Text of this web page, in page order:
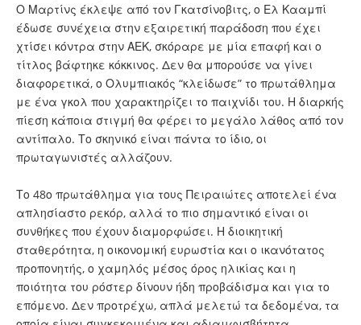
Ο Μαρτίνς έκλεψε από τον Γκατσίνοβιτς, ο Ελ Κααμπί
έδωσε συνέχεια στην εξαιρετική παράδοση που έχει
χτίσει κόντρα στην ΑΕΚ, σκόραρε με μία επαφή και ο
τίτλος βάφτηκε κόκκινος. Δεν θα μπορούσε να γίνει
διαφορετικά, ο Ολυμπιακός “κλείδωσε” το πρωτάθλημα
με ένα γκολ που χαρακτηρίζει το παιχνίδι του. Η διαρκής
πίεση κάποια στιγμή θα φέρει το μεγάλο λάθος από τον
αντίπαλο. Το σκηνικό είναι πάντα το ίδιο, οι
πρωταγωνιστές αλλάζουν.
Το 48ο πρωτάθλημα για τους Πειραιώτες αποτελεί ένα
απλησίαστο ρεκόρ, αλλά το πιο σημαντικό είναι οι
συνθήκες που έχουν διαμορφώσει. Η διοικητική
σταθερότητα, η οικονομική ευρωστία και ο ικανότατος
προπονητής, ο χαμηλός μέσος όρος ηλικίας και η
ποιότητα του ρόστερ δίνουν ήδη προβάδισμα και για το
επόμενο. Δεν προτρέχω, απλά μελετώ τα δεδομένα, τα